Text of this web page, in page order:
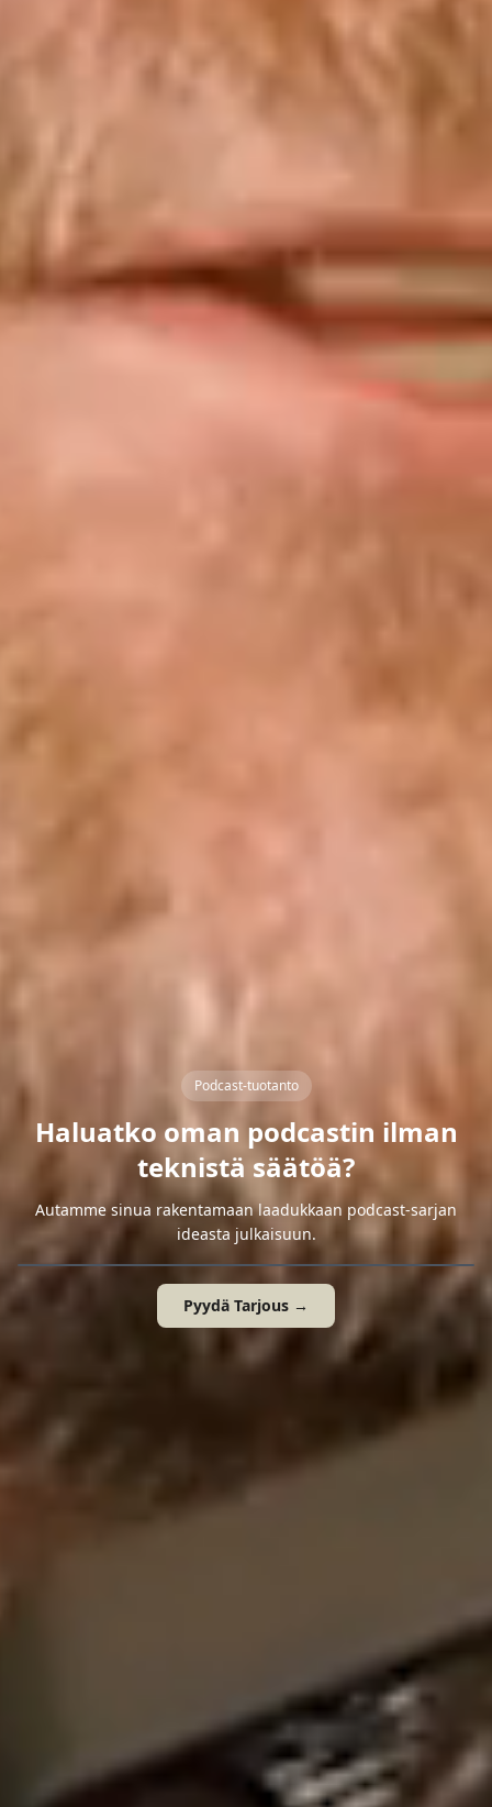
Podcast-tuotanto
Haluatko oman podcastin ilman
teknistä säätöä?
Autamme sinua rakentamaan laadukkaan podcast-sarjan
ideasta julkaisuun.
Pyydä Tarjous →